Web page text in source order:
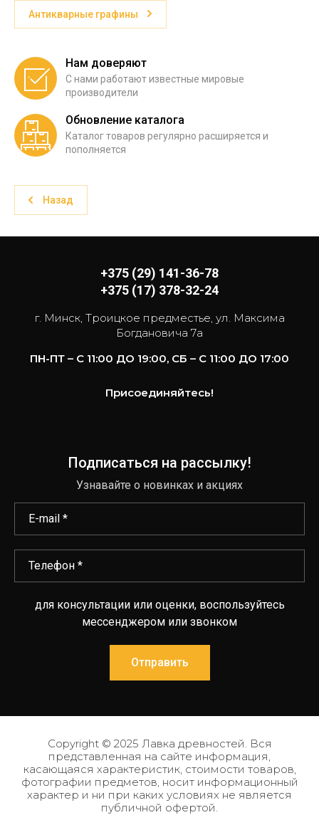
Антикварные графины
Нам доверяют
С нами работают известные мировые
производители
Обновление каталога
Каталог товаров регулярно расширяется и
пополняется
Назад
+375 (29) 141-36-78
+375 (17) 378-32-24
г. Минск, Троицкое предместье, ул. Максима
Богдановича 7а
ПН-ПТ – С 11:00 ДО 19:00, СБ – С 11:00 ДО 17:00
Подписаться на рассылку!
Узнавайте о новинках и акциях
для консультации или оценки, воспользуйтесь
мессенджером или звонком
Отправить
Присоединяйтесь!
Copyright © 2025 Лавка древностей. Вся
представленная на сайте информация,
касающаяся характеристик, стоимости товаров,
фотографии предметов, носит информационный
характер и ни при каких условиях не является
публичной офертой.